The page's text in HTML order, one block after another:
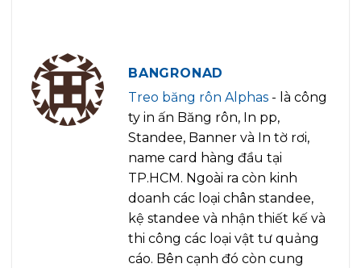
BANGRONAD
Treo băng rôn Alphas - là công
ty in ấn Băng rôn, In pp,
Standee, Banner và In tờ rơi,
name card hàng đầu tại
TP.HCM. Ngoài ra còn kinh
doanh các loại chân standee,
kệ standee và nhận thiết kế và
thi công các loại vật tư quảng
cáo. Bên cạnh đó còn cung